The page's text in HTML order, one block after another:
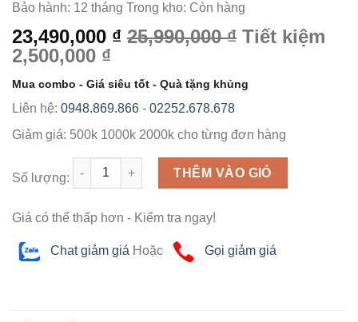
Bảo hành: 12 tháng Trong kho: Còn hàng
23,490,000 ₫ 25,990,000 ₫ Tiết kiệm
2,500,000 ₫
Mua combo - Giá siêu tốt - Quà tặng khủng
Liên hệ: 0948.869.866 - 02252.678.678
Giảm giá: 500k 1000k 2000k cho từng đơn hàng
Số lượng:
Số lượng THÊM VÀO GIỎ
Giá có thể thấp hơn - Kiểm tra ngay!
Chat giảm giá Hoặc Gọi giảm giá